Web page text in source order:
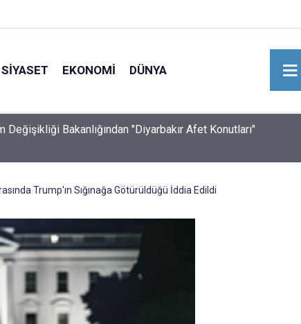
SIYASET EKONOMI DÜNYA
Bakanlığından "Diyarbakır Afet Konutları"
Trump'ın Sığınağa Götürüldüğü İddia Edildi